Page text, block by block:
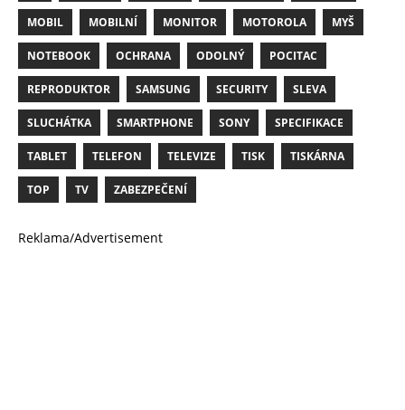
MOBIL MOBILNÍ MONITOR MOTOROLA MYŠ
NOTEBOOK OCHRANA ODOLNÝ POCITAC
REPRODUKTOR SAMSUNG SECURITY SLEVA
SLUCHÁTKA SMARTPHONE SONY SPECIFIKACE
TABLET TELEFON TELEVIZE TISK TISKÁRNA
TOP TV ZABEZPEČENÍ
Reklama/Advertisement